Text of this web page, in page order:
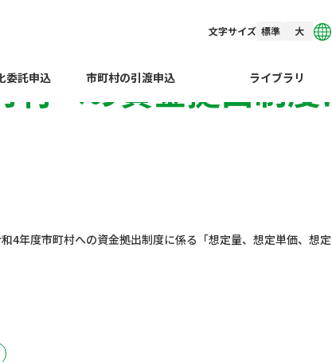
文字サイズ 標準 大
委託申込 市町村の引渡申込 ライブラリ
村への資金拠出制
4年度市町村への資金拠出制度に係る「想定量、想定単価、想定